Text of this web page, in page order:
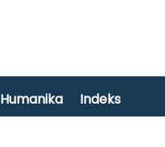
Humanika Indeks